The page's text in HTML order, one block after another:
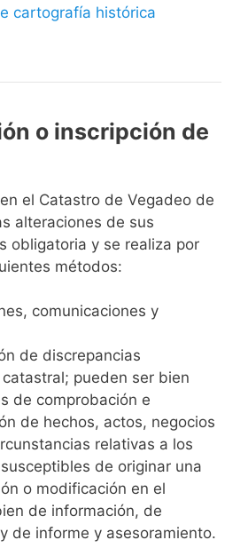
cartografía histórica
o inscripción de
el Catastro de Vegadeo de
alteraciones de sus
obligatoria y se realiza por
métodos:
comunicaciones y
de discrepancias
catastral; pueden ser bien
de comprobación e
de hechos, actos, negocios
relativas a los
de originar una
o modificación en el
de información, de
de informe y asesoramiento.